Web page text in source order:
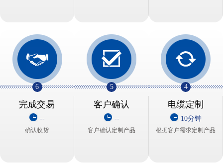
4
电缆定制
10分钟
根据客户需求定制产品
5
客户确认
--
客户确认定制产品
6
完成交易
--
确认收货